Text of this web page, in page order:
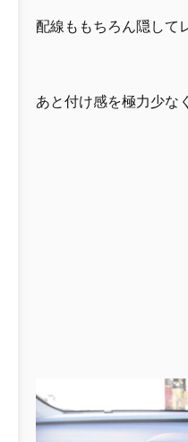
配線ももちろん隠して
あと付け感を極力少な